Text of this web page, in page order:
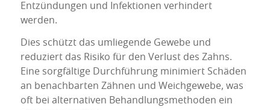
Entzündungen und Infektionen verhindert
werden.
Dies schützt das umliegende Gewebe und
reduziert das Risiko für den Verlust des Zahns.
Eine sorgfältige Durchführung minimiert Schäden
an benachbarten Zähnen und Weichgewebe, was
oft bei alternativen Behandlungsmethoden ein